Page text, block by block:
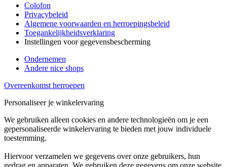
Colofon
Privacybeleid
Algemene voorwaarden en herroepingsbeleid
Toegankelijkheidsverklaring
Instellingen voor gegevensbescherming
Ondernemen
Andere nice shops
Overeenkomst herroepen
Personaliseer je winkelervaring
We gebruiken alleen cookies en andere technologieën om je een
gepersonaliseerde winkelervaring te bieden met jouw individuele
toestemming.
Hiervoor verzamelen we gegevens over onze gebruikers, hun
gedrag en apparaten. We gebruiken deze gegevens om onze website